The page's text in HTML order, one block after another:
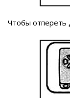
Чтобы отпереть